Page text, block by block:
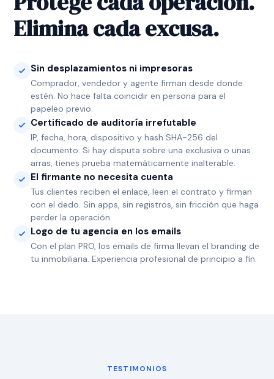
Elimina cada excusa.
Sin desplazamientos ni impresoras
Comprador, vendedor y agente firman desde donde
estén. No hace falta coincidir en persona para el
papeleo previo.
Certificado de auditoría irrefutable
IP, fecha, hora, dispositivo y hash SHA-256 del
documento. Si hay disputa sobre una exclusiva o unas
arras, tienes prueba matemáticamente inalterable.
El firmante no necesita cuenta
Tus clientes reciben el enlace, leen el contrato y firman
con el dedo. Sin apps, sin registros, sin fricción que haga
perder la operación.
Logo de tu agencia en los emails
Con el plan PRO, los emails de firma llevan el branding de
tu inmobiliaria. Experiencia profesional de principio a fin.
TESTIMONIOS